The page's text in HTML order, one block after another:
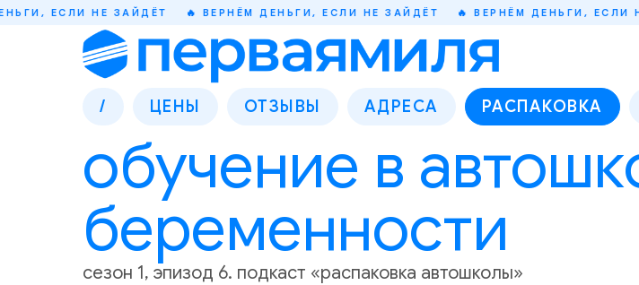
ЕСЛИ НЕ ЗАЙДЁТ 🔥 ВЕРНЁМ ДЕНЬГИ, ЕСЛИ НЕ ЗАЙДЁТ 🔥 ВЕРНЁМ ДЕНЬГИ, ЕСЛИ НЕ
/ ЦЕНЫ ОТЗЫВЫ АДРЕСА РАСПАКОВКА
обучение в
беременности
сезон 1, эпизод 6. подкаст «распаковка автошколы»